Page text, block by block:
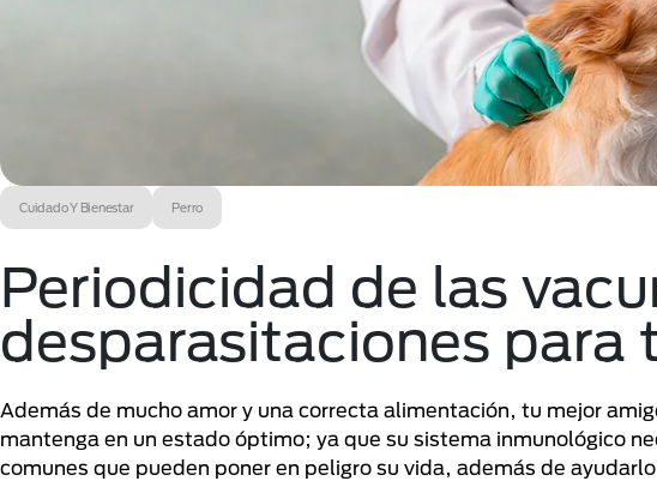
Cuidado Y Bienestar Perro
Periodicidad de las
desparasitaciones para
Además de mucho amor y una correcta alimentación, tu mejor
mantenga en un estado óptimo; ya que su sistema inmunológico
comunes que pueden poner en peligro su vida, además de